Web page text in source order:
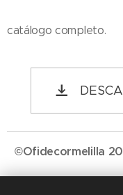
catálogo completo.
©Ofidecormelilla